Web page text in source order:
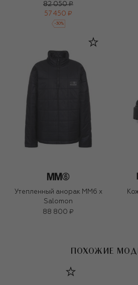
82 050 ₽
57 450 ₽
-30%
Утепленный анорак MM6 x
Salomon
88 800 ₽
ПОХОЖИЕ